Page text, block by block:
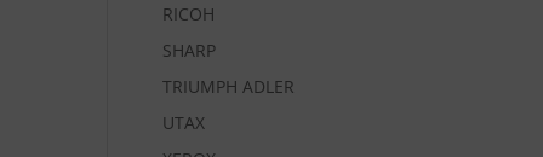
RICOH
SHARP
TRIUMPH ADLER
UTAX